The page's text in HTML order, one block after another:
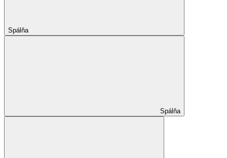
Spálňa
Spálňa